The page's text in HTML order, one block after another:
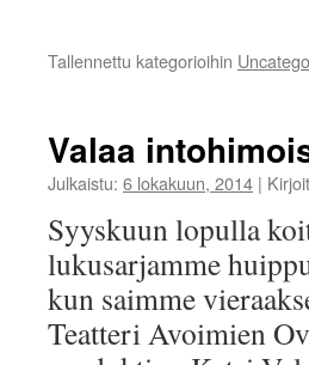
Tallennettu kategorioihin
Valaa
Julkaistu: 6 lokakuun, 2014 |
Syyskuun lopulla
lukusarjamme
kun saimme
Teatteri Avoimien